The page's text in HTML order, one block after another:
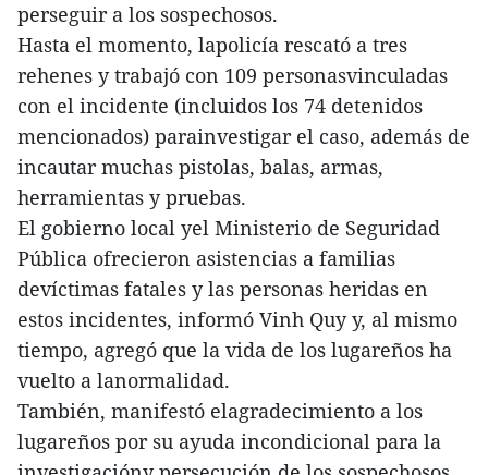
perseguir a los sospechosos.
Hasta el momento, lapolicía rescató a tres
rehenes y trabajó con 109 personasvinculadas
con el incidente (incluidos los 74 detenidos
mencionados) parainvestigar el caso, además de
incautar muchas pistolas, balas, armas,
herramientas y pruebas.
El gobierno local yel Ministerio de Seguridad
Pública ofrecieron asistencias a familias
devíctimas fatales y las personas heridas en
estos incidentes, informó Vinh Quy y, al mismo
tiempo, agregó que la vida de los lugareños ha
vuelto a lanormalidad.
También, manifestó elagradecimiento a los
lugareños por su ayuda incondicional para la